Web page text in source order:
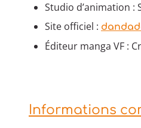
Studio d’animation :
Site officiel :
Éditeur manga VF :
Informations